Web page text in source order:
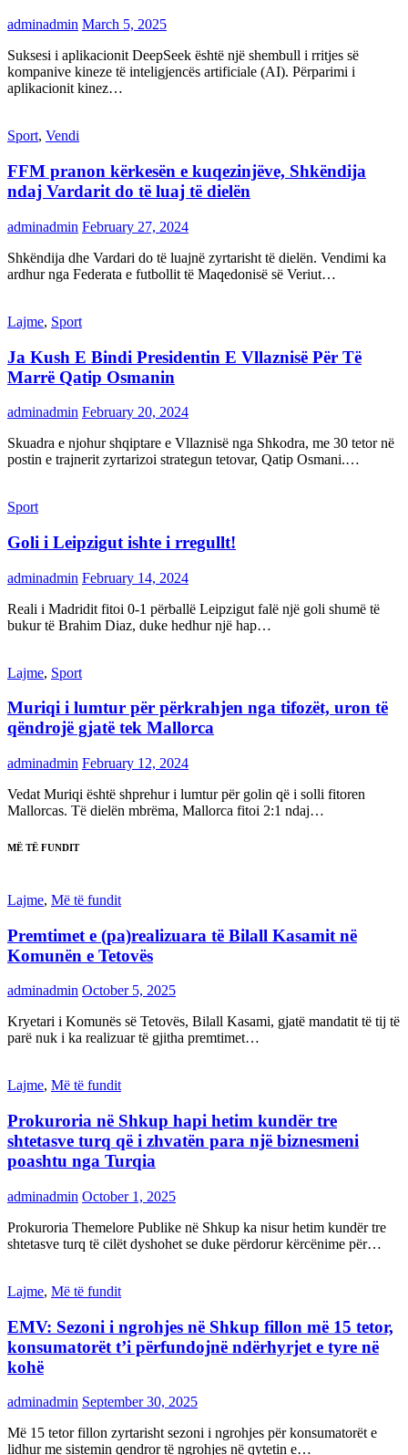
adminadmin March 5, 2025
Suksesi i aplikacionit DeepSeek është një shembull i rritjes së
kompanive kineze të inteligjencës artificiale (AI). Përparimi i
aplikacionit kinez…
Sport, Vendi
FFM pranon kërkesën e kuqezinjëve, Shkëndija
ndaj Vardarit do të luaj të dielën
adminadmin February 27, 2024
Shkëndija dhe Vardari do të luajnë zyrtarisht të dielën. Vendimi ka
ardhur nga Federata e futbollit të Maqedonisë së Veriut…
Lajme, Sport
Ja Kush E Bindi Presidentin E Vllaznisë Për Të
Marrë Qatip Osmanin
adminadmin February 20, 2024
Skuadra e njohur shqiptare e Vllaznisë nga Shkodra, me 30 tetor në
postin e trajnerit zyrtarizoi strategun tetovar, Qatip Osmani.…
Sport
Goli i Leipzigut ishte i rregullt!
adminadmin February 14, 2024
Reali i Madridit fitoi 0-1 përballë Leipzigut falë një goli shumë të
bukur të Brahim Diaz, duke hedhur një hap…
Lajme, Sport
Muriqi i lumtur për përkrahjen nga tifozët, uron të
qëndrojë gjatë tek Mallorca
adminadmin February 12, 2024
Vedat Muriqi është shprehur i lumtur për golin që i solli fitoren
Mallorcas. Të dielën mbrëma, Mallorca fitoi 2:1 ndaj…
MË TË FUNDIT
Lajme, Më të fundit
Premtimet e (pa)realizuara të Bilall Kasamit në
Komunën e Tetovës
adminadmin October 5, 2025
Kryetari i Komunës së Tetovës, Bilall Kasami, gjatë mandatit të tij të
parë nuk i ka realizuar të gjitha premtimet…
Lajme, Më të fundit
Prokuroria në Shkup hapi hetim kundër tre
shtetasve turq që i zhvatën para një biznesmeni
poashtu nga Turqia
adminadmin October 1, 2025
Prokuroria Themelore Publike në Shkup ka nisur hetim kundër tre
shtetasve turq të cilët dyshohet se duke përdorur kërcënime për…
Lajme, Më të fundit
EMV: Sezoni i ngrohjes në Shkup fillon më 15 tetor,
konsumatorët t’i përfundojnë ndërhyrjet e tyre në
kohë
adminadmin September 30, 2025
Më 15 tetor fillon zyrtarisht sezoni i ngrohjes për konsumatorët e
lidhur me sistemin qendror të ngrohjes në qytetin e…